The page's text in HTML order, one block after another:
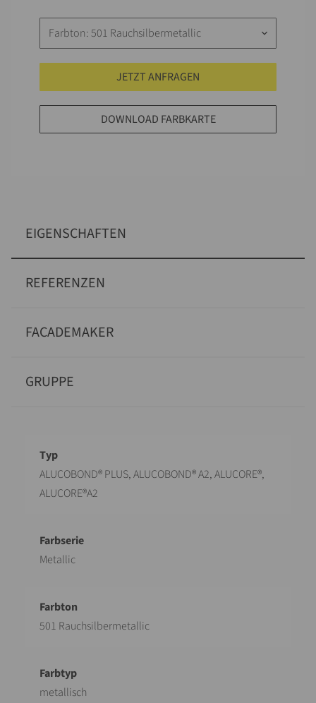
Farbton: 501 Rauchsilbermetallic keyboard_arrow_down
JETZT ANFRAGEN
DOWNLOAD FARBKARTE
EIGENSCHAFTEN
REFERENZEN
FACADEMAKER
GRUPPE
Bezeichnung
ALUCOBOND® PLUS, ALUCOBOND® A2, ALUCORE®,
ALUCORE®A2
Metallic
501 Rauchsilbermetallic
metallisch